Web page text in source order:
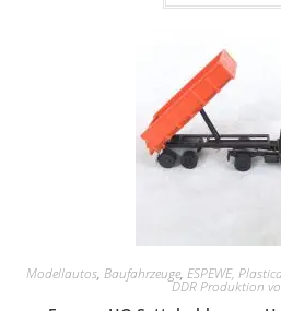
Modellautos, Baufahrzeuge, ESPEWE,
DDR Produktion